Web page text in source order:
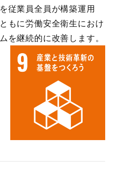
従業員全員が構築運用
もに労働安全衛生におけ
を継続的に改善します。